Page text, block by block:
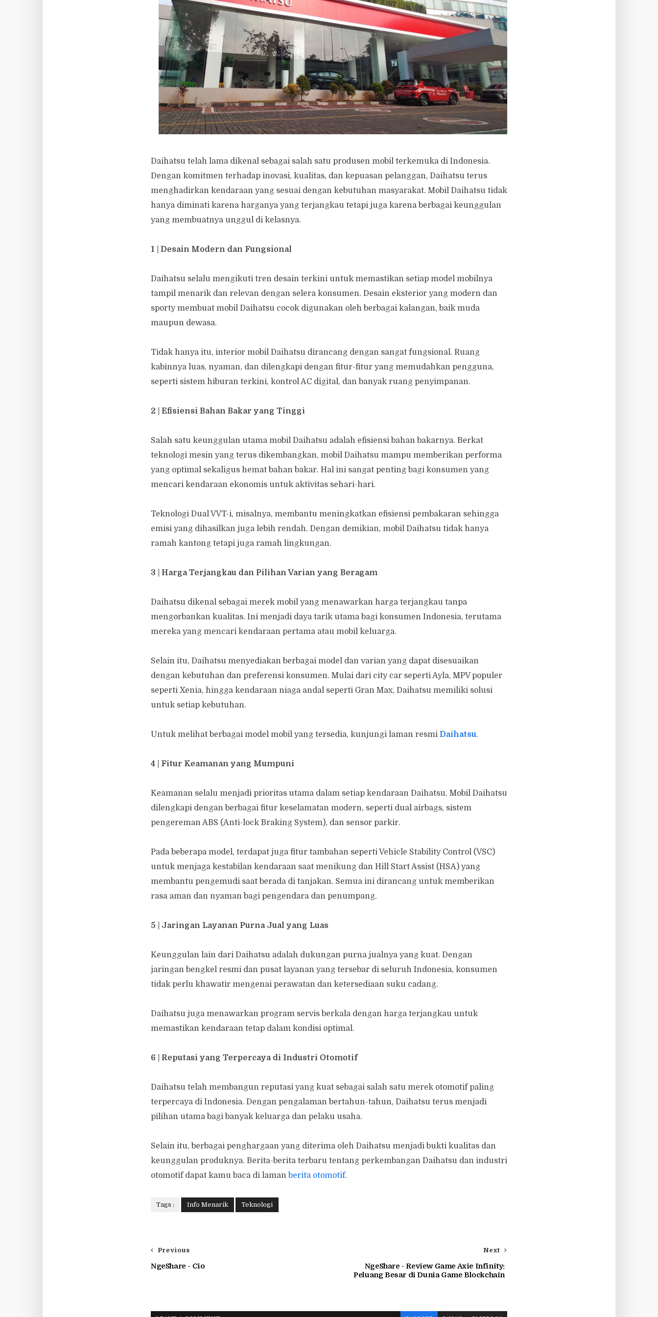
Daihatsu telah lama dikenal sebagai salah satu produsen mobil terkemuka di Indonesia.
Dengan komitmen terhadap inovasi, kualitas, dan kepuasan pelanggan, Daihatsu terus
menghadirkan kendaraan yang sesuai dengan kebutuhan masyarakat. Mobil Daihatsu tidak
hanya diminati karena harganya yang terjangkau tetapi juga karena berbagai keunggulan
yang membuatnya unggul di kelasnya.
1 | Desain Modern dan Fungsional
Daihatsu selalu mengikuti tren desain terkini untuk memastikan setiap model mobilnya
tampil menarik dan relevan dengan selera konsumen. Desain eksterior yang modern dan
sporty membuat mobil Daihatsu cocok digunakan oleh berbagai kalangan, baik muda
maupun dewasa.
Tidak hanya itu, interior mobil Daihatsu dirancang dengan sangat fungsional. Ruang
kabinnya luas, nyaman, dan dilengkapi dengan fitur-fitur yang memudahkan pengguna,
seperti sistem hiburan terkini, kontrol AC digital, dan banyak ruang penyimpanan.
2 | Efisiensi Bahan Bakar yang Tinggi
Salah satu keunggulan utama mobil Daihatsu adalah efisiensi bahan bakarnya. Berkat
teknologi mesin yang terus dikembangkan, mobil Daihatsu mampu memberikan performa
yang optimal sekaligus hemat bahan bakar. Hal ini sangat penting bagi konsumen yang
mencari kendaraan ekonomis untuk aktivitas sehari-hari.
Teknologi Dual VVT-i, misalnya, membantu meningkatkan efisiensi pembakaran sehingga
emisi yang dihasilkan juga lebih rendah. Dengan demikian, mobil Daihatsu tidak hanya
ramah kantong tetapi juga ramah lingkungan.
3 | Harga Terjangkau dan Pilihan Varian yang Beragam
Daihatsu dikenal sebagai merek mobil yang menawarkan harga terjangkau tanpa
mengorbankan kualitas. Ini menjadi daya tarik utama bagi konsumen Indonesia, terutama
mereka yang mencari kendaraan pertama atau mobil keluarga.
Selain itu, Daihatsu menyediakan berbagai model dan varian yang dapat disesuaikan
dengan kebutuhan dan preferensi konsumen. Mulai dari city car seperti Ayla, MPV populer
seperti Xenia, hingga kendaraan niaga andal seperti Gran Max, Daihatsu memiliki solusi
untuk setiap kebutuhan.
Untuk melihat berbagai model mobil yang tersedia, kunjungi laman resmi Daihatsu.
4 | Fitur Keamanan yang Mumpuni
Keamanan selalu menjadi prioritas utama dalam setiap kendaraan Daihatsu. Mobil Daihatsu
dilengkapi dengan berbagai fitur keselamatan modern, seperti dual airbags, sistem
pengereman ABS (Anti-lock Braking System), dan sensor parkir.
Pada beberapa model, terdapat juga fitur tambahan seperti Vehicle Stability Control (VSC)
untuk menjaga kestabilan kendaraan saat menikung dan Hill Start Assist (HSA) yang
membantu pengemudi saat berada di tanjakan. Semua ini dirancang untuk memberikan
rasa aman dan nyaman bagi pengendara dan penumpang.
5 | Jaringan Layanan Purna Jual yang Luas
Keunggulan lain dari Daihatsu adalah dukungan purna jualnya yang kuat. Dengan
jaringan bengkel resmi dan pusat layanan yang tersebar di seluruh Indonesia, konsumen
tidak perlu khawatir mengenai perawatan dan ketersediaan suku cadang.
Daihatsu juga menawarkan program servis berkala dengan harga terjangkau untuk
memastikan kendaraan tetap dalam kondisi optimal.
6 | Reputasi yang Terpercaya di Industri Otomotif
Daihatsu telah membangun reputasi yang kuat sebagai salah satu merek otomotif paling
terpercaya di Indonesia. Dengan pengalaman bertahun-tahun, Daihatsu terus menjadi
pilihan utama bagi banyak keluarga dan pelaku usaha.
Selain itu, berbagai penghargaan yang diterima oleh Daihatsu menjadi bukti kualitas dan
keunggulan produknya. Berita-berita terbaru tentang perkembangan Daihatsu dan industri
otomotif dapat kamu baca di laman berita otomotif.
Tags : Info Menarik Teknologi
Next
NgeShare - Review Game Axie Infinity:
Peluang Besar di Dunia Game Blockchain
Previous
NgeShare - Cio